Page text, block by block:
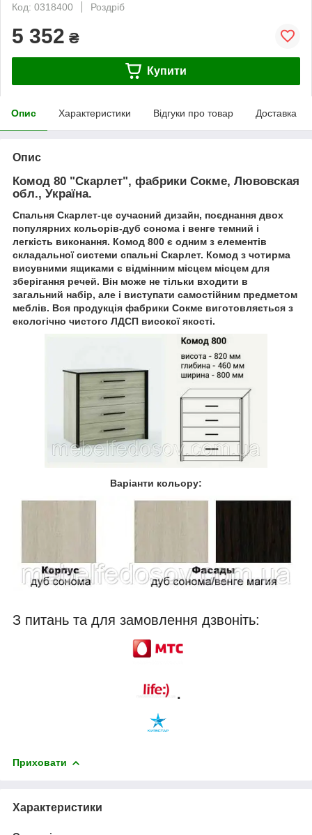
Код: 0318400
Роздріб
5 352 ₴
Купити
Опис Характеристики Відгуки про товар Доставка
Опис
Комод 80 "Скарлет", фабрики Сокме, Лювовская
обл., Україна.
Спальня Скарлет-це сучасний дизайн, поєднання двох
популярних кольорів-дуб сонома і венге темний і
легкість виконання. Комод 800 є одним з елементів
складальної системи спальні Скарлет. Комод з чотирма
висувними ящиками є відмінним місцем місцем для
зберігання речей. Він може не тільки входити в
загальний набір, але і виступати самостійним предметом
меблів. Вся продукція фабрики Сокме виготовляється з
екологічно чистого ЛДСП високої якості.
Варіанти кольору:
З питань та для замовлення дзвоніть:
.
Приховати
Характеристики